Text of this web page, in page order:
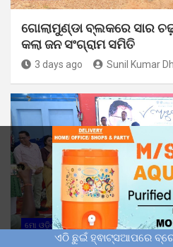
ଗୋଲାମୁଣ୍ଡା ବ୍ଲକରେ ସାର
କଲା ଜନ ସଂଗ୍ରାମ ସମିତି
3 days ago Sunil Kumar
ମୋ ଓଡ଼ିଶା
ଏଠି ଛୁଇଁ ହ୍ଵାଟ୍ସଆପରେ